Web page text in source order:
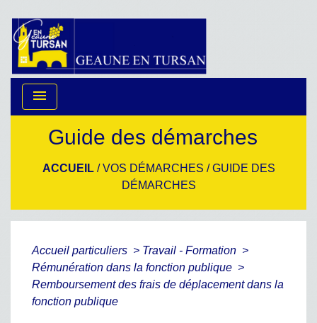
menu
Guide des démarches
ACCUEIL/VOS DÉMARCHES /GUIDE DES
DÉMARCHES
Accueil particuliers > Travail - Formation >
Rémunération dans la fonction publique >
Remboursement des frais de déplacement dans la
fonction publique